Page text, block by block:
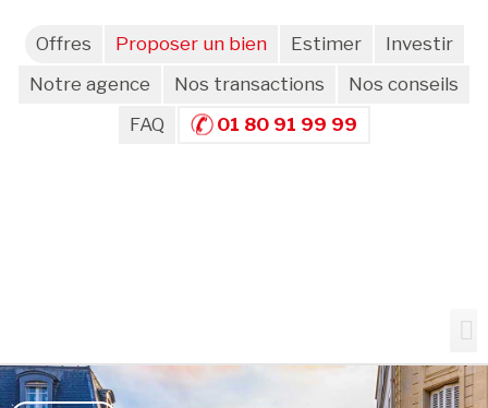
Offres Proposer un bien Estimer
Investir
Notre agence
Nos transactions
Nos conseils
FAQ
01 80 91 99 99